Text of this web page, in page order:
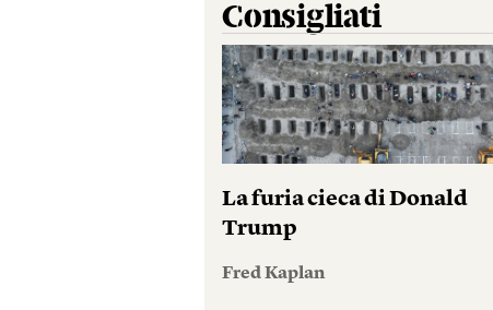
Consigliati
La furia cieca di Donald
Trump
Fred Kaplan